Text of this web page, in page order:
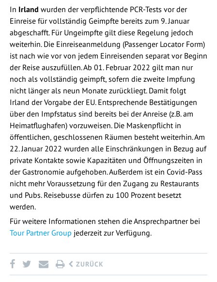
In Irland wurden der verpflichtende PCR-Tests vor der
Einreise für vollständig Geimpfte bereits zum 9. Januar
abgeschafft. Für Ungeimpfte gilt diese Regelung jedoch
weiterhin. Die Einreiseanmeldung (Passenger Locator Form)
ist nach wie vor von jedem Einreisenden separat vor Beginn
der Reise auszufüllen. Ab 01. Februar 2022 gilt man nur
noch als vollständig geimpft, sofern die zweite Impfung
nicht länger als neun Monate zurückliegt. Damit folgt
Irland der Vorgabe der EU. Entsprechende Bestätigungen
über den Impfstatus sind bereits bei der Anreise (z.B. am
Heimatflughafen) vorzuweisen. Die Maskenpflicht in
öffentlichen, geschlossenen Räumen besteht weiterhin. Am
22. Januar 2022 wurden alle Einschränkungen in Bezug auf
private Kontakte sowie Kapazitäten und Öffnungszeiten in
der Gastronomie aufgehoben. Außerdem ist ein Covid-Pass
nicht mehr Voraussetzung für den Zugang zu Restaurants
und Pubs. Reisebusse dürfen zu 100 Prozent besetzt
werden.
Für weitere Informationen stehen die Ansprechpartner bei
Tour Partner Group jederzeit zur Verfügung.
ZURÜCK